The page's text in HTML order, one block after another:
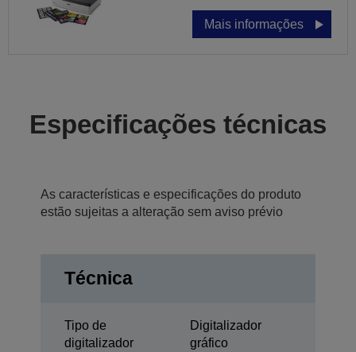
Mais informações
Especificações técnicas
As características e especificações do produto
estão sujeitas a alteração sem aviso prévio
Técnica
Tipo de
digitalizador
Digitalizador
gráfico